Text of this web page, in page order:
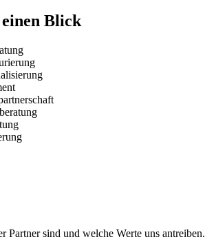
Blick
Partner sind und welche Werte uns antreiben.